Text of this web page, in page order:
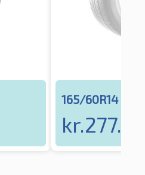
165/60R14 75H
kr.